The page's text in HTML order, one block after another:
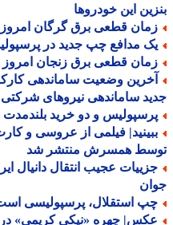
این خودروها
قطعی برق گرگان امروز شنبه 17 مرداد (خاموشی
مدافع چپ جدید در پرسپولیس
قطعی برق زنجان امروز شنبه 17 مرداد (خاموشی
ساماندهی نیروهای شرکتی و
و دو خرید بلندمدت در
همسرش منتشر شد
عجیب انتقال دانیال
استقلال، پرسپولیسی
چهره «نیکی کریمی» در 20 سالگی در سال 1370